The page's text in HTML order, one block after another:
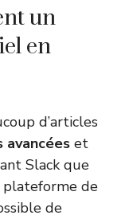
un
en
d’articles
et
Slack que
plateforme de
de